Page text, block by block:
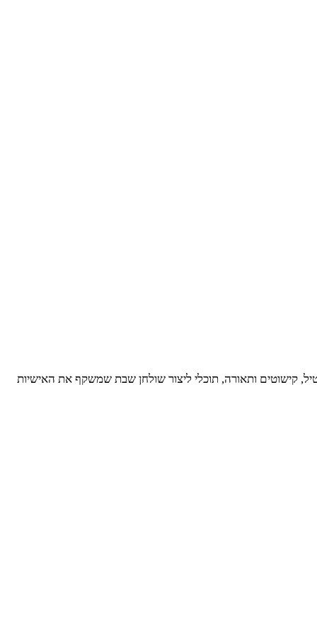
קישוטים ותאורה, תוכלי ליצור שולחן שבת שמשקף את האישיות